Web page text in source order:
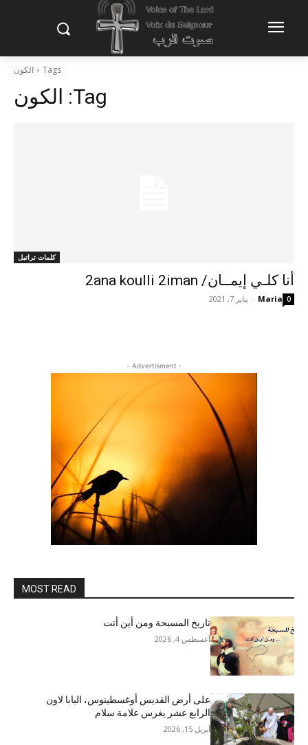
Tags الكون
Tag: الكون
كلمات تراتيل
أنا كلـي إيمــان/ 2ana koulli 2iman
Maria
- يناير 7, 2021 0
- Advertisment -
MOST READ
تاريخ المسبحة ومن أين أتت
أغسطس 4, 2026
على أرض القديس أوغسطينوس، البابا لاون
الرابع عشر يغرس علامة سلام
أبريل 15, 2026